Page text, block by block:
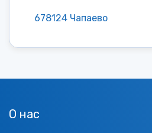
678124 Чапаево
О нас